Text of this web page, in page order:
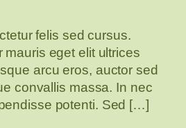
felis sed cursus.
mauris eget elit ultrices
arcu eros, auctor sed
convallis massa. In nec
potenti. Sed […]